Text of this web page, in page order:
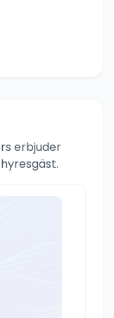
erbjuder